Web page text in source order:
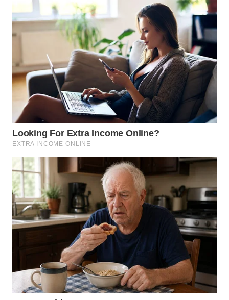
WN
PADANG
WN
SUMEDANG
CIANJUR
WN
KEPULAUAN
SERIBU
WN
TANGERANG
WN
CIREBON